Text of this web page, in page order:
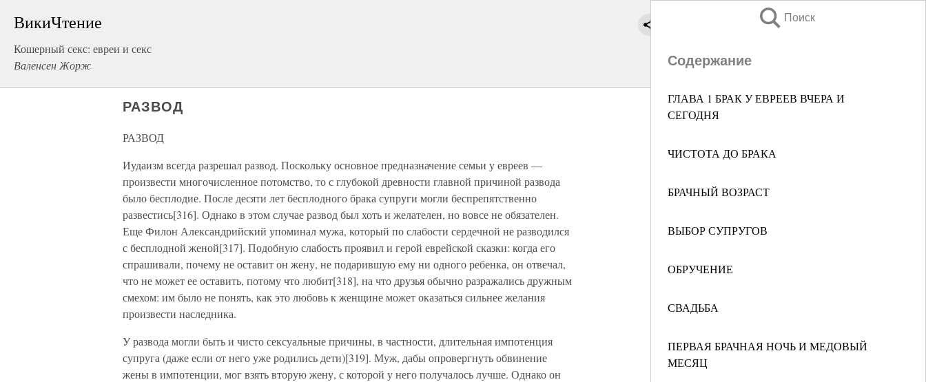
ВикиЧтение
Кошерный секс: евреи и секс
Валенсен Жорж
Поиск
Содержание
ГЛАВА 1 БРАК У ЕВРЕЕВ ВЧЕРА И
СЕГОДНЯ
ЧИСТОТА ДО БРАКА
БРАЧНЫЙ ВОЗРАСТ
ВЫБОР СУПРУГОВ
ОБРУЧЕНИЕ
СВАДЬБА
ПЕРВАЯ БРАЧНАЯ НОЧЬ И МЕДОВЫЙ
МЕСЯЦ
РАЗВОД
РАЗВОД
Иудаизм всегда разрешал развод. Поскольку основное предназначение семьи у евреев —
произвести многочисленное потомство, то с глубокой древности главной причиной развода
было бесплодие. После десяти лет бесплодного брака супруги могли беспрепятственно
развестись[316]. Однако в этом случае развод был хоть и желателен, но вовсе не обязателен.
Еще Филон Александрийский упоминал мужа, который по слабости сердечной не разводился
с бесплодной женой[317]. Подобную слабость проявил и герой еврейской сказки: когда его
спрашивали, почему не оставит он жену, не подарившую ему ни одного ребенка, он отвечал,
что не может ее оставить, потому что любит[318], на что друзья обычно разражались дружным
смехом: им было не понять, как это любовь к женщине может оказаться сильнее желания
произвести наследника.
У развода могли быть и чисто сексуальные причины, в частности, длительная импотенция
супруга (даже если от него уже родились дети)[319]. Муж, дабы опровергнуть обвинение
жены в импотенции, мог взять вторую жену, с которой у него получалось лучше. Однако он